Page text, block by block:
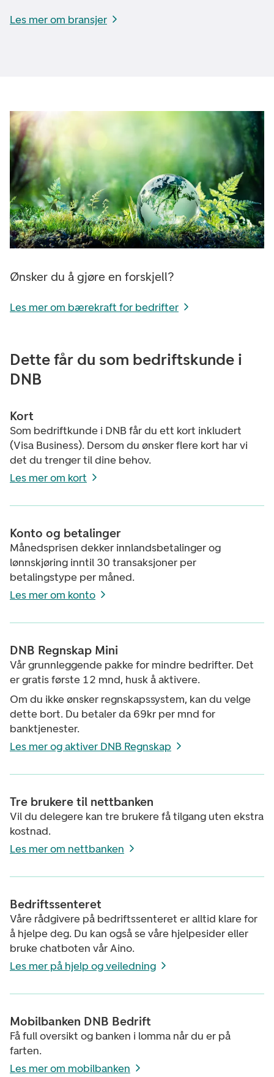
Les mer om bransjer
Ønsker du å gjøre en forskjell?
Les mer om bærekraft for bedrifter
Dette får du som bedriftskunde i
DNB
Kort
Som bedriftkunde i DNB får du ett kort inkludert
(Visa Business). Dersom du ønsker flere kort har vi
det du trenger til dine behov.
Les mer om kort
Konto og betalinger
Månedsprisen dekker innlandsbetalinger og
lønnskjøring inntil 30 transaksjoner per
betalingstype per måned.
Les mer om konto
DNB Regnskap Mini
Vår grunnleggende pakke for mindre bedrifter. Det
er gratis første 12 mnd, husk å aktivere.
Om du ikke ønsker regnskapssystem, kan du velge
dette bort. Du betaler da 69kr per mnd for
banktjenester.
Les mer og aktiver DNB Regnskap
Tre brukere til nettbanken
Vil du delegere kan tre brukere få tilgang uten ekstra
kostnad.
Les mer om nettbanken
Bedriftssenteret
Våre rådgivere på bedriftssenteret er alltid klare for
å hjelpe deg. Du kan også se våre hjelpesider eller
bruke chatboten vår Aino.
Les mer på hjelp og veiledning
Mobilbanken DNB Bedrift
Få full oversikt og banken i lomma når du er på
farten.
Les mer om mobilbanken